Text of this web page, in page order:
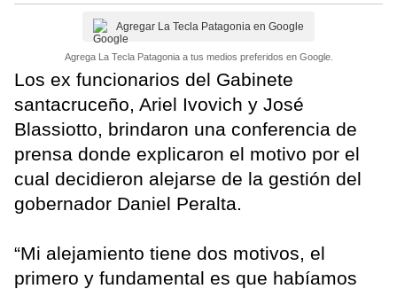
Agregar La Tecla Patagonia en Google
Agrega La Tecla Patagonia a tus medios preferidos en Google.
Los ex funcionarios del Gabinete
santacruceño, Ariel Ivovich y José
Blassiotto, brindaron una conferencia de
prensa donde explicaron el motivo por el
cual decidieron alejarse de la gestión del
gobernador Daniel Peralta.
“Mi alejamiento tiene dos motivos, el
primero y fundamental es que habíamos